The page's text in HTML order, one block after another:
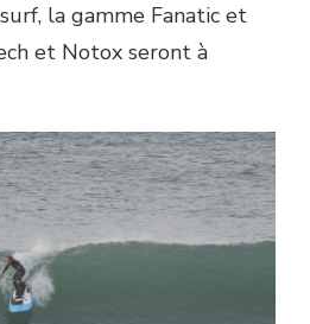
la gamme Fanatic et
et Notox seront à